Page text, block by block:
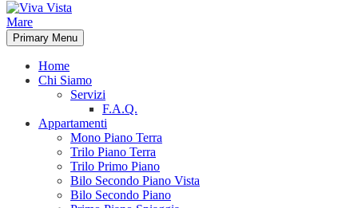
Primary Menu
Home
Chi Siamo
Servizi
F.A.Q.
Appartamenti
Mono Piano Terra
Trilo Piano Terra
Trilo Primo Piano
Bilo Secondo Piano Vista
Bilo Secondo Piano